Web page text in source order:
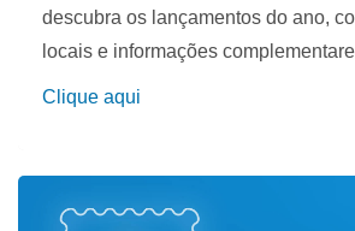
descubra os lançamentos do ano,
locais e informações
Clique aqui